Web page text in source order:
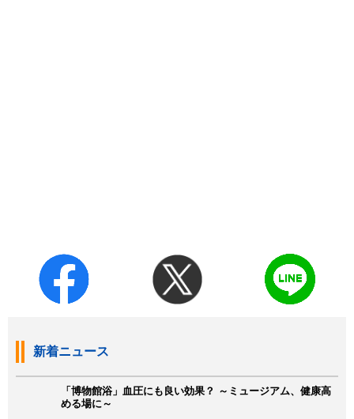
新着ニュース
「博物館浴」血圧にも良い効果？ ～ミュージアム、健康高
める場に～